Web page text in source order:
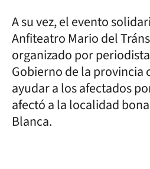
A su vez, el evento
Anfiteatro Mario del
organizado por
Gobierno de la provincia
ayudar a los afectados
afectó a la localidad
Blanca.